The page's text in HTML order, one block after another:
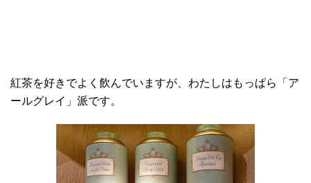
紅茶を好きでよく飲んでいますが、わたしはもっぱら「ア
ールグレイ」派です。